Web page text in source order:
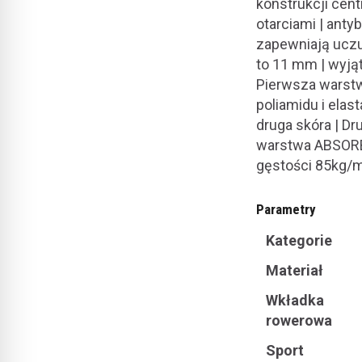
konstrukcji
otarciami |
zapewniają
to 11 mm |
Pierwsza
poliamidu i
druga skóra |
warstwa
gęstości 85kg/
Parametry
Kategorie
Materiał
Wkładka
rowerowa
Sport